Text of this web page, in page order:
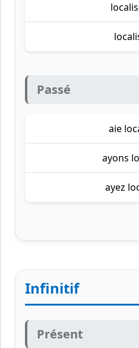
localis
Passé
aie
ayons
ayez
Infinitif
Présent